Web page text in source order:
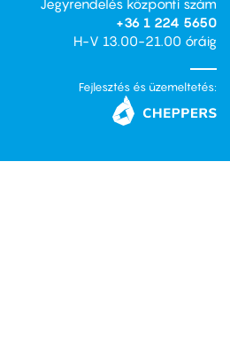
+36 1 224 5650
H-V 13.00-21.00 óráig
Fejlesztés és üzemeltetés: